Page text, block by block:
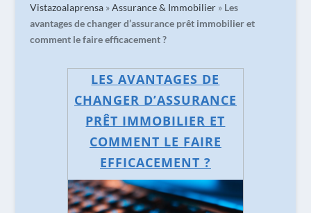
Vistazoalaprensa»Assurance & Immobilier» Les
avantages de changer d’assurance prêt immobilier et
comment le faire efficacement ?
LES AVANTAGES DE
CHANGER D’ASSURANCE
PRÊT IMMOBILIER ET
COMMENT LE FAIRE
EFFICACEMENT ?